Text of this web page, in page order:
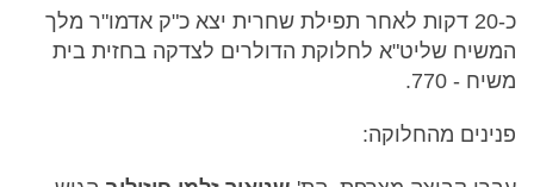
כ-20 דקות לאחר תפילת שחרית יצא כ"ק אדמו"ר מלך
המשיח שליט"א לחלוקת הדולרים לצדקה בחזית בית
משיח - 770.
פנינים מהחלוקה: